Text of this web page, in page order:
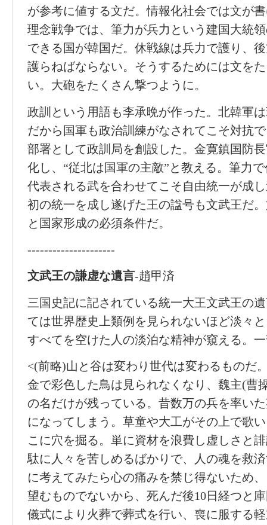
が参考に値する文だ。情報化社会では文が
理念戦争では、筆力が兵力という建国大統
できる国が韓国だ。休戦線は兵力で護り、
護らねばならない。そうするためには文を
い。大砲をたくさん撃つように。
政訓という用語も李承晩が作った。北韓軍
だから国軍も政治訓練がなされてこそ対抗
部署として政訓局を創設した。金寛鎮国防
化し、“従北は国軍の主敵”と教える。筆力
代表される武を合わせてこそ自由統一が成
初の統一を成し遂げた王の諡号も文武王だ
と国家形成の必須条件だ。
---------------------
文武王の謙虚な遺言-趙甲済
三国史記に記されている統一大王文武王の
ては世界歴史上類例を見られないほど淡々
すべてを空けた人の淡泊な精神が窺える。
<(前略)山と谷は変わり世代は変わるものだ
金で彩色した鳥は見られなくなり、魏主(曹
の名だけが残っている。昔数万の兵を率い
になってしまう。草童や大工がその上で歌
こに穴を掘る。単に資材を浪費し虚しさと
駄に人々を苦しめるばかりで、人の魂を救
に考えてみたら心の痛みを禁じ得ないため
望むものでないから、死んだ後10日経つと
儀式により火葬で葬式を行い、喪に服する